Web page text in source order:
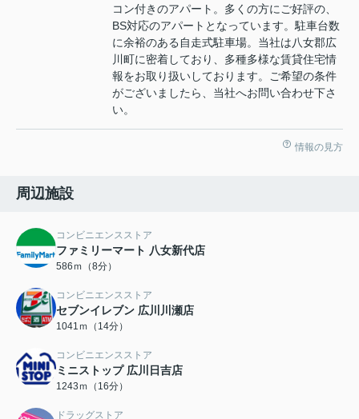
コン付きのアパート。多くの方にご好評の、
BS対応のアパートとなっています。駐車台数
に余裕のある自走式駐車場。当社は八女郡広
川町に密着しており、多種多様な賃貸住宅情
報をお取り扱いしております。ご希望の条件
がございましたら、当社へお問い合わせ下さ
い。
情報の見方
周辺施設
コンビニエンスストア
ファミリーマート 八女新代店
586ｍ（8分）
コンビニエンスストア
セブンイレブン 広川川瀬店
1041ｍ（14分）
コンビニエンスストア
ミニストップ 広川日吉店
1243ｍ（16分）
ドラッグストア